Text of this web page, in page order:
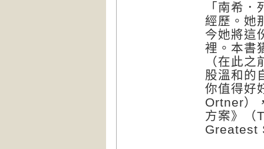
「南希
經歷。她
今她將這
裡。本書
（在此
股溫和的
你值得好
Ortner）
方案》（
Greatest